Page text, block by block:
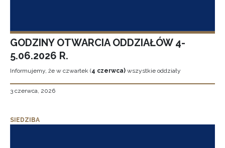
GODZINY OTWARCIA ODDZIAŁÓW 4-
5.06.2026 R.
Informujemy, że w czwartek (4 czerwca) wszystkie oddziały
3 czerwca, 2026
SIEDZIBA